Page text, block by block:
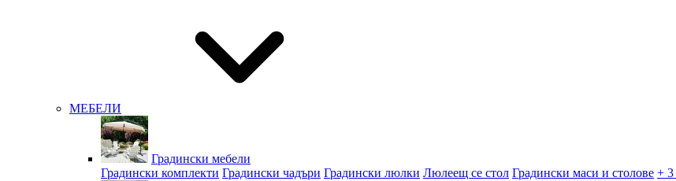
МЕБЕЛИ
Градински мебели
Градински комплекти Градински чадъри Градински люлки Люлеещ се стол Градински маси и столове + 3